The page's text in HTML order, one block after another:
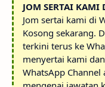
JOM SERTAI KAMI
Jom sertai kami di
Kosong sekarang.
terkini terus ke
menyertai kami
WhatsApp